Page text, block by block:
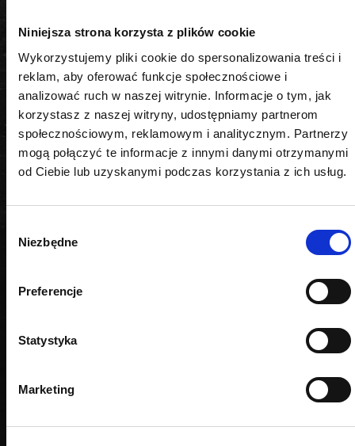
Niniejsza strona korzysta z plików cookie
Wykorzystujemy pliki cookie do spersonalizowania treści i
reklam, aby oferować funkcje społecznościowe i
analizować ruch w naszej witrynie. Informacje o tym, jak
korzystasz z naszej witryny, udostępniamy partnerom
społecznościowym, reklamowym i analitycznym. Partnerzy
mogą połączyć te informacje z innymi danymi otrzymanymi
od Ciebie lub uzyskanymi podczas korzystania z ich usług.
zgody
Niezbędne
Preferencje
Statystyka
Marketing
250 mm
Materiał
CrV-TIN
PODOBNE PRODUKTY